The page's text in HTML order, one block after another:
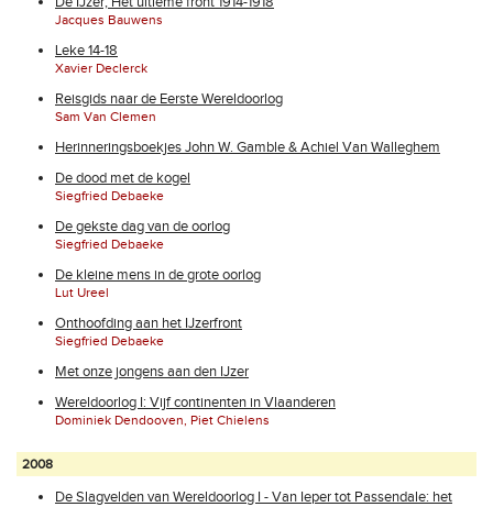
Jacques Bauwens
Leke 14-18
Xavier Declerck
Reisgids naar de Eerste Wereldoorlog
Sam Van Clemen
Herinneringsboekjes John W. Gamble & Achiel Van Walleghem
De dood met de kogel
Siegfried Debaeke
De gekste dag van de oorlog
Siegfried Debaeke
De kleine mens in de grote oorlog
Lut Ureel
Onthoofding aan het IJzerfront
Siegfried Debaeke
Met onze jongens aan den IJzer
Wereldoorlog I: Vijf continenten in Vlaanderen
Dominiek Dendooven, Piet Chielens
2008
De Slagvelden van Wereldoorlog I - Van Ieper tot Passendale: het